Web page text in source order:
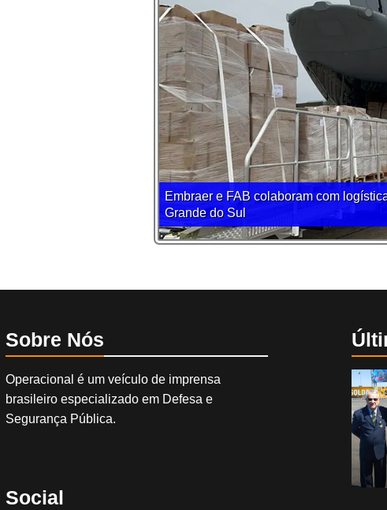
Embraer e FAB colaboram com
Grande do Sul
Sobre Nós
Operacional é um veículo de imprensa
brasileiro especializado em Defesa e
Segurança Pública.
Social